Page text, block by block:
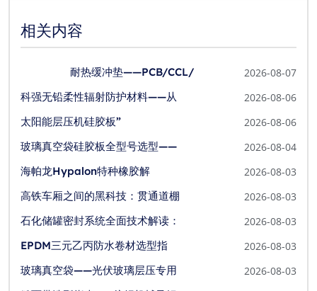
相关内容
耐热缓冲垫——PCB/CCL/
2026-08-07
科强无铅柔性辐射防护材料——从
2026-08-06
太阳能层压机硅胶板”
2026-08-06
玻璃真空袋硅胶板全型号选型——
2026-08-04
海帕龙Hypalon特种橡胶解
2026-08-03
高铁车厢之间的黑科技：贯通道棚
2026-08-03
石化储罐密封系统全面技术解读：
2026-08-03
EPDM三元乙丙防水卷材选型指
2026-08-03
玻璃真空袋——光伏玻璃层压专用
2026-08-03